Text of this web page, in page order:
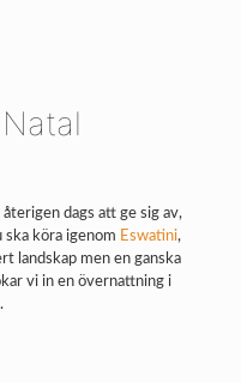
dags att ge sig av,
köra igenom Eswatini,
landskap men en ganska
vi in en övernattning i